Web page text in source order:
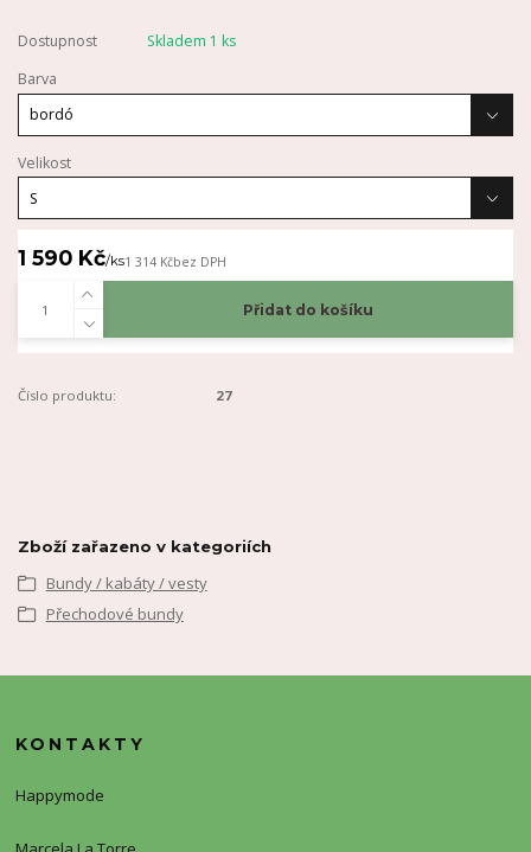
Dostupnost
Skladem 1 ks
Barva
Velikost
1 590 Kč/ks1 314 Kčbez DPH
Přidat do košíku
Číslo produktu: 27
Zboží zařazeno v kategoriích
Bundy / kabáty / vesty
Přechodové bundy
KONTAKTY
Happymode